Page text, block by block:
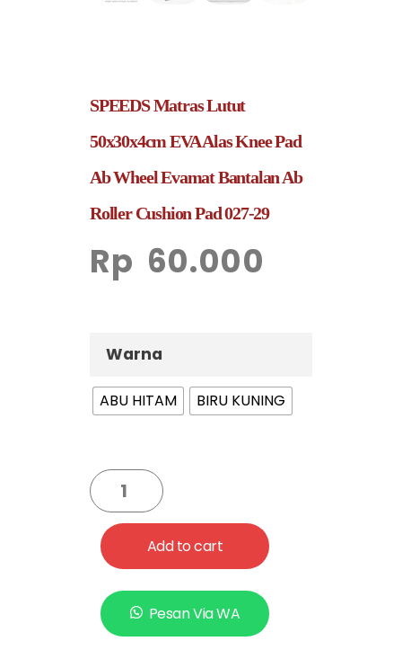
SPEEDS Matras Lutut
50x30x4cm EVA Alas Knee Pad
Ab Wheel Evamat Bantalan Ab
Roller Cushion Pad 027-29
Rp 60.000
Warna
ABU HITAM BIRU KUNING
Add to cart
Pesan Via WA